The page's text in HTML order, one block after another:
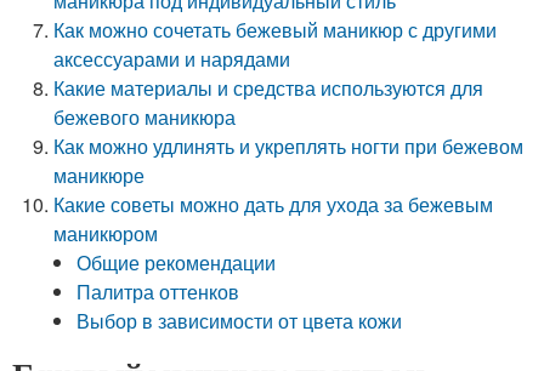
Как можно сочетать бежевый маникюр с другими
аксессуарами и нарядами
Какие материалы и средства используются для
бежевого маникюра
Как можно удлинять и укреплять ногти при бежевом
маникюре
Какие советы можно дать для ухода за бежевым
маникюром
Общие рекомендации
Палитра оттенков
Выбор в зависимости от цвета кожи